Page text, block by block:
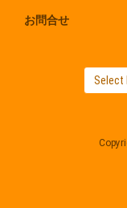
お問合せ